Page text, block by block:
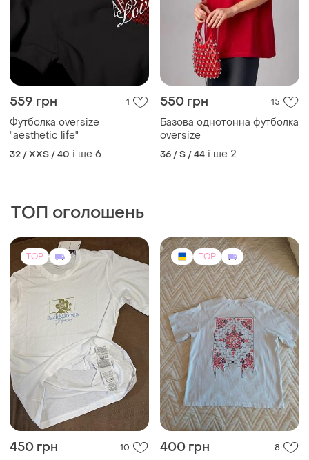
559 грн 1
Футболка oversize
"aesthetic life"
32 / XXS / 40 і ще 6
550 грн 15
Базова однотонна футболка
oversize
36 / S / 44 і ще 2
ТОП оголошень
TOP
450 грн
10
TOP
400 грн 8